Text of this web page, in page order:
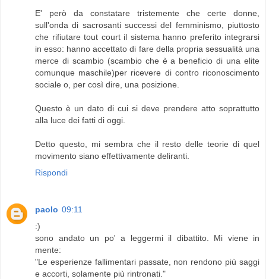
E' però da constatare tristemente che certe donne,
sull'onda di sacrosanti successi del femminismo, piuttosto
che rifiutare tout court il sistema hanno preferito integrarsi
in esso: hanno accettato di fare della propria sessualità una
merce di scambio (scambio che è a beneficio di una elite
comunque maschile)per ricevere di contro riconoscimento
sociale o, per così dire, una posizione.
Questo è un dato di cui si deve prendere atto soprattutto
alla luce dei fatti di oggi.
Detto questo, mi sembra che il resto delle teorie di quel
movimento siano effettivamente deliranti.
Rispondi
paolo 09:11
:)
sono andato un po' a leggermi il dibattito. Mi viene in
mente:
"Le esperienze fallimentari passate, non rendono più saggi
e accorti, solamente più rintronati."